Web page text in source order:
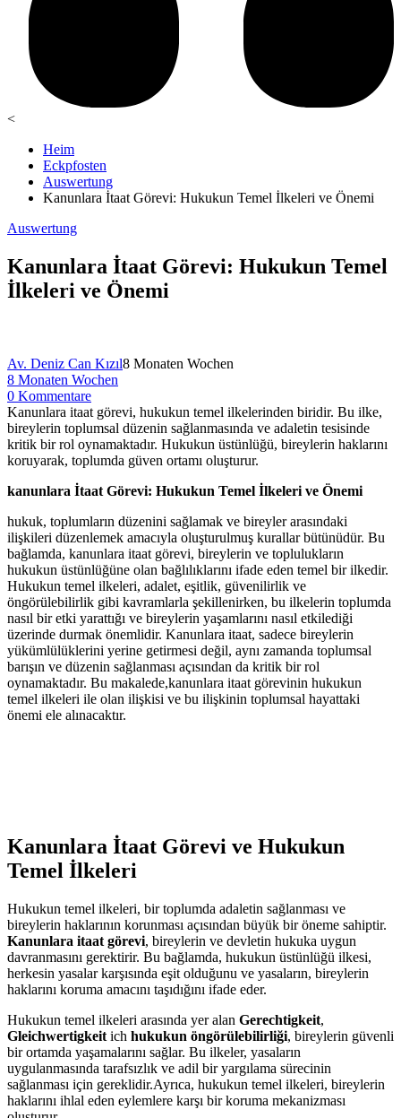
<
Heim
Eckpfosten
Auswertung
Kanunlara İtaat Görevi: Hukukun Temel İlkeleri ve Önemi
Auswertung
Kanunlara İtaat Görevi: Hukukun Temel
İlkeleri ve Önemi
Av. Deniz Can Kızıl8 Monaten Wochen
8 Monaten Wochen
0 Kommentare
Kanunlara itaat görevi, hukukun temel ilkelerinden biridir. Bu ilke,
bireylerin toplumsal düzenin sağlanmasında ve adaletin tesisinde
kritik bir rol oynamaktadır. Hukukun üstünlüğü, bireylerin haklarını
koruyarak, toplumda güven ortamı oluşturur.
kanunlara İtaat Görevi: Hukukun Temel İlkeleri ve Önemi
hukuk, toplumların düzenini sağlamak ve bireyler arasındaki ​
ilişkileri düzenlemek amacıyla‍ oluşturulmuş kurallar⁣ bütünüdür. Bu
bağlamda, kanunlara itaat görevi, bireylerin ve toplulukların
hukukun⁢ üstünlüğüne olan bağlılıklarını ifade eden ⁤temel‍ bir ilkedir.
Hukukun temel ilkeleri, adalet,⁣ eşitlik, güvenilirlik ve
öngörülebilirlik gibi kavramlarla şekillenirken, bu ilkelerin toplumda
nasıl bir etki yarattığı ‍ve bireylerin yaşamlarını nasıl etkilediği
üzerinde durmak önemlidir. ‌Kanunlara itaat, sadece bireylerin
yükümlülüklerini yerine getirmesi değil, aynı zamanda toplumsal
barışın ve düzenin sağlanması açısından da⁤ kritik bir rol
⁢oynamaktadır. ⁢Bu makalede,kanunlara itaat görevinin hukukun
temel ilkeleri ile ⁣olan ilişkisi ⁣ve bu ilişkinin ​toplumsal hayattaki
önemi ele alınacaktır.
Kanunlara İtaat Görevi ve Hukukun
Temel İlkeleri
Hukukun ​temel ilkeleri, ‌bir toplumda adaletin sağlanması ve
bireylerin haklarının korunması açısından büyük ⁣bir öneme sahiptir.
Kanunlara ‌itaat görevi, bireylerin ve devletin hukuka uygun
davranmasını gerektirir. Bu bağlamda, ⁢hukukun üstünlüğü ilkesi,
herkesin yasalar karşısında eşit olduğunu ve yasaların, bireylerin
haklarını koruma ​amacını taşıdığını ifade eder.
Hukukun temel ilkeleri arasında yer alan Gerechtigkeit,
Gleichwertigkeit ich hukukun öngörülebilirliği, bireylerin güvenli
bir ortamda yaşamalarını sağlar. Bu ilkeler, yasaların
uygulanmasında tarafsızlık ⁢ve adil bir yargılama ⁢sürecinin‌
sağlanması için gereklidir.Ayrıca, hukukun temel ilkeleri, bireylerin
‌haklarını ⁣ihlal eden eylemlere karşı bir koruma mekanizması